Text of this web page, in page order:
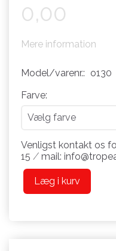
0,00
Mere information
Model/varenr.: o130
Farve:
Venligst kontakt os
15 ⁄ mail:
Læg i kurv